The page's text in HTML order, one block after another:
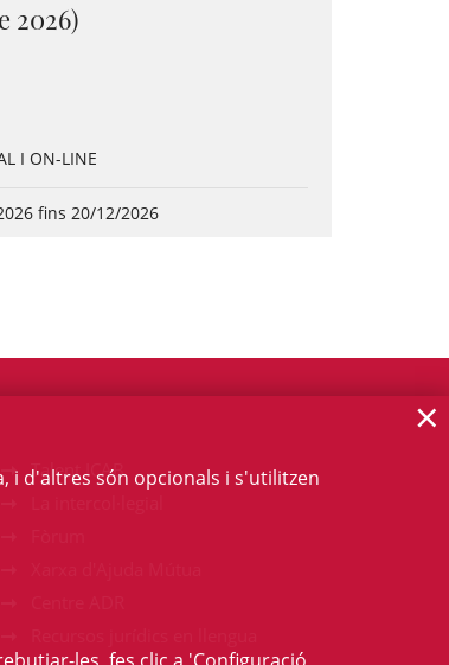
2026)
I ON-LINE
fins 20/12/2026
Talent ICAB
i d'altres són opcionals i s'utilitzen
×